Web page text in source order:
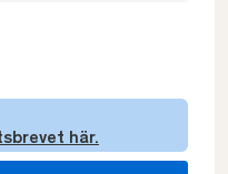
här.